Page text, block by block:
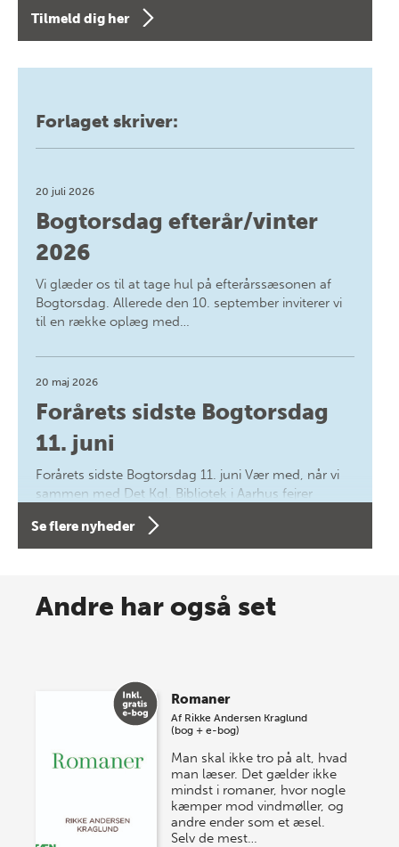
Tilmeld dig her
Forlaget skriver:
20 juli 2026
Bogtorsdag efterår/vinter
2026
Vi glæder os til at tage hul på efterårssæsonen af
Bogtorsdag. Allerede den 10. september inviterer vi
til en række oplæg med…
20 maj 2026
Forårets sidste Bogtorsdag
11. juni
Forårets sidste Bogtorsdag 11. juni Vær med, når vi
sammen med Det Kgl. Bibliotek i Aarhus fejrer
forfatterne bag vores nyes…
Spar op til 70% til sommer-
store sommer-lagersalg, så sæt kryds i kalenderen
onsdag den 10. j…
Se flere nyheder
Andre har også set
Romaner
Af Rikke Andersen Kraglund
(bog + e-bog)
Man skal ikke tro på alt, hvad
man læser. Det gælder ikke
mindst i romaner, hvor nogle
kæmper mod vindmøller, og
andre ender som et æsel.
Selv de mest…